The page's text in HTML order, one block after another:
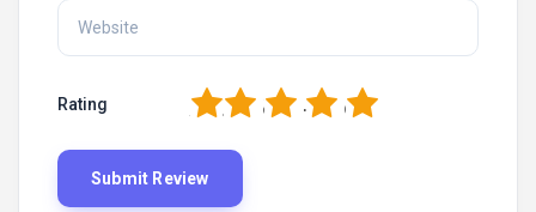
Rating 5
4
3
2